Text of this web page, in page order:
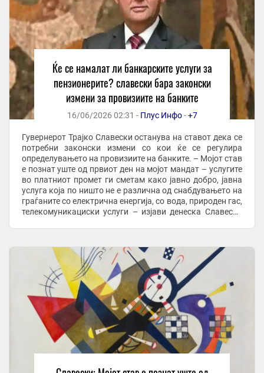
Ќе се намалат ли банкарските услуги за
пензионерите? славески бара законски
измени за провизиите на банките
16/06/2026 02:31 - Плус Инфо-+7
Гувернерот Трајко Славески останува на ставот дека се
потребни законски измени со кои ќе се регулира
определувањето на провизиите на банките. – Мојот став
е познат уште од првиот ден на мојот мандат – услугите
во платниот промет ги сметам како јавно добро, јавна
услуга која по ништо не е различна од снабдувањето на
граѓаните со електрична енергија, со вода, природен гас,
телекомуникациски услуги – изјави денеска Славески